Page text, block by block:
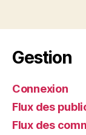
Gestion
Connexion
Flux des
Flux des